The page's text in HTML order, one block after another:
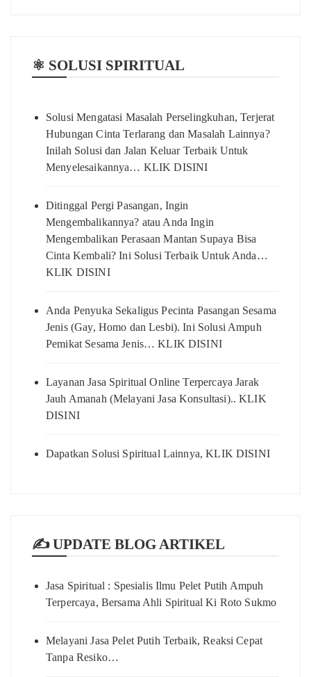
⚛️ SOLUSI SPIRITUAL
Solusi Mengatasi Masalah Perselingkuhan, Terjerat
Hubungan Cinta Terlarang dan Masalah Lainnya?
Inilah Solusi dan Jalan Keluar Terbaik Untuk
Menyelesaikannya… KLIK DISINI
Ditinggal Pergi Pasangan, Ingin
Mengembalikannya? atau Anda Ingin
Mengembalikan Perasaan Mantan Supaya Bisa
Cinta Kembali? Ini Solusi Terbaik Untuk Anda…
KLIK DISINI
Anda Penyuka Sekaligus Pecinta Pasangan Sesama
Jenis (Gay, Homo dan Lesbi). Ini Solusi Ampuh
Pemikat Sesama Jenis… KLIK DISINI
Layanan Jasa Spiritual Online Terpercaya Jarak
Jauh Amanah (Melayani Jasa Konsultasi).. KLIK
DISINI
Dapatkan Solusi Spiritual Lainnya, KLIK DISINI
✍️ UPDATE BLOG ARTIKEL
Jasa Spiritual : Spesialis Ilmu Pelet Putih Ampuh
Terpercaya, Bersama Ahli Spiritual Ki Roto Sukmo
Melayani Jasa Pelet Putih Terbaik, Reaksi Cepat
Tanpa Resiko…